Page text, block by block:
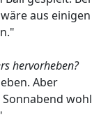
aus einigen
hervorheben?
Aber
wohl